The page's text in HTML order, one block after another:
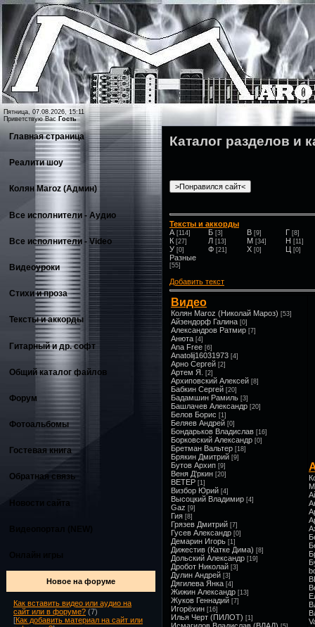
Пятница, 07.08.2026, 15:11
Приветствую Вас Гость
Главная страница
Реалити шоу
Колян Maroz (Админ)
Все исполнители - Аудио
Все исполнители - Video
Видеоуроки
Стихи и проза
Тексты и аккорды
Гитарный и др. софт
Общий каталог файлов
Форум
Фотоальбомы
Гостевая книга
Обратная связь
Новости сайта
Новое на форуме
Как вставить видео или аудио на
сайт или в форуме? (7)
[Как добавить материал на сайт или
Каталог разделов и
Тексты и аккорды
A [114] Б [3] В [9] Г [8]
К [27] Л [13] М [34] Н [11]
У [0] Ф [21] Х [0] Ц [0]
Разные
[55]
Добавить текст
Видео
Колян Maroz (Николай Мароз) [53]
Айзендорф Галина [0]
Александров Ратмир [7]
Анюта [4]
Ana Free [6]
Anatolij16031973 [4]
Арно Сергей [2]
Артем Я. [2]
Архиповский Алексей [8]
Бабкин Сергей [20]
Бадамшин Рамиль [3]
Башлачев Александр [20]
Белов Борис [1]
Беляев Андрей [0]
Бондарьков Владислав [16]
Борковский Александр [0]
Бретман Вальтер [18]
Брякин Дмитрий [9]
Бутов Архип [9]
Веня Д'ркин [20]
ВЕТЕР [1]
Визбор Юрий [4]
Высоцкий Владимир [4]
Gaz [9]
Гия [8]
Грязев Дмитрий [7]
Гусев Александр [0]
Демарин Игорь [1]
Дижестив (Катке Дима) [8]
Дольский Александр [19]
Дробот Николай [3]
Дулин Андрей [3]
Дягилева Янка [4]
Жижин Александр [13]
Жуков Геннадий [7]
Игорёхин [16]
Илья Черт (ПИЛОТ) [1]